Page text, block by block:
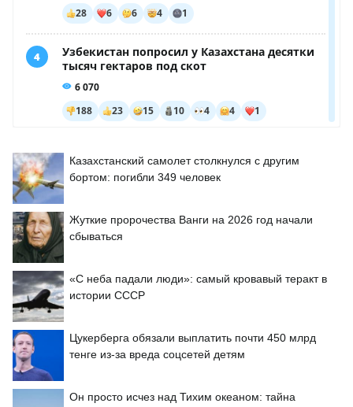
Казахстанский самолет столкнулся с другим
бортом: погибли 349 человек
Жуткие пророчества Ванги на 2026 год начали
сбываться
«С неба падали люди»: самый кровавый теракт в
истории СССР
Цукерберга обязали выплатить почти 450 млрд
тенге из-за вреда соцсетей детям
Он просто исчез над Тихим океаном: тайна